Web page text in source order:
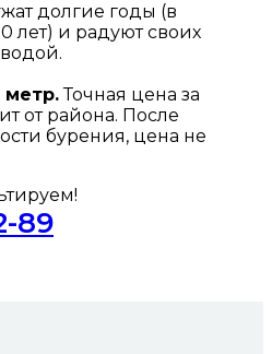
долгие годы (в
лет) и радуют своих
метр.Точная цена за
от района. После
бурения, цена не
89